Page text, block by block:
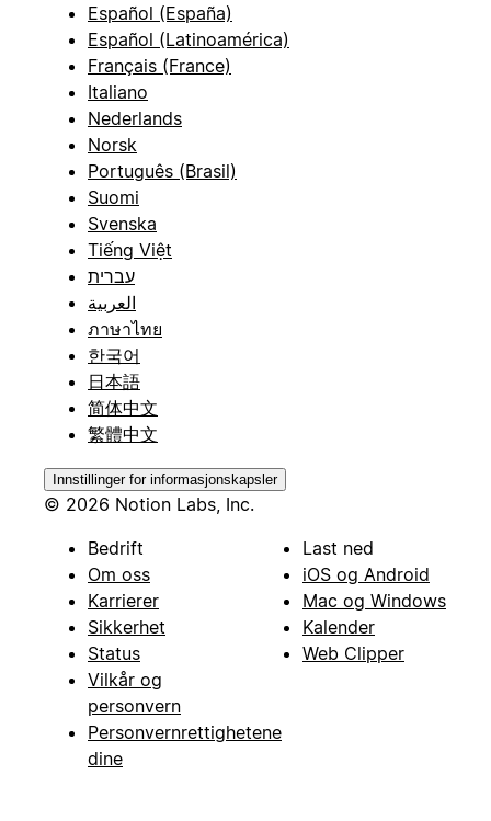
Español (España)
Español (Latinoamérica)
Français (France)
Italiano
Nederlands
Norsk
Português (Brasil)
Suomi
Svenska
Tiếng Việt
עברית
العربية
ภาษาไทย
한국어
日本語
简体中文
繁體中文
Innstillinger for informasjonskapsler
© 2026 Notion Labs, Inc.
Bedrift
Om oss
Karrierer
Sikkerhet
Status
Vilkår og
personvern
Personvernrettighetene
dine
Last ned
iOS og Android
Mac og Windows
Kalender
Web Clipper